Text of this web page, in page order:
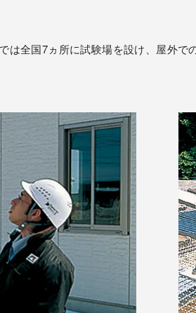
は全国7ヵ所に試験場を設け、屋外